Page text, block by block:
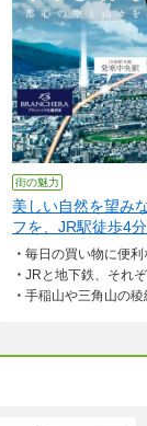
確定情報は新規分譲広
よび申込順位の確保に
街の魅力
美しい自然を望み
フを、JR駅徒歩4
毎日の買い物に便利なスポットが周
JRと地下鉄、それぞれの駅から徒歩圏
手稲山や三角山の稜線を我が家から望